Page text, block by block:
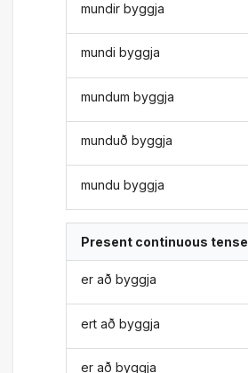
mundir byggja
mundi byggja
mundum byggja
munduð byggja
mundu byggja
Present continuous tense
er að byggja
ert að byggja
er að byggja